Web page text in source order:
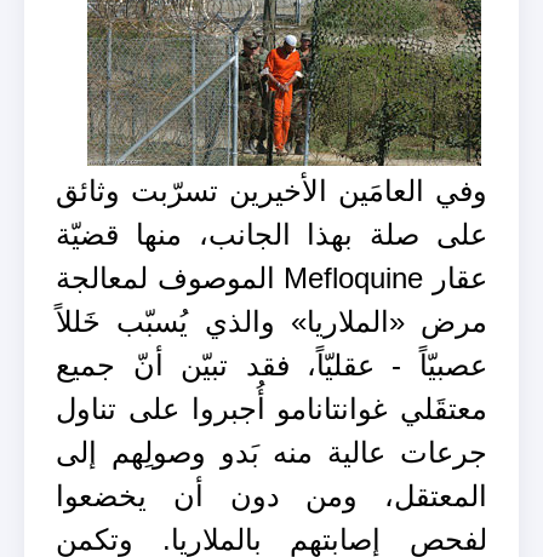
وفي العامَين الأخيرين تسرّبت وثائق
على صلة بهذا الجانب، منها قضيّة
عقار Mefloquine الموصوف لمعالجة
مرض «الملاريا» والذي يُسبّب خَللاً
عصبيّاً - عقليّاً، فقد تبيّن أنّ جميع
معتقَلي غوانتانامو أُجبروا على تناول
جرعات عالية منه بَدو وصولِهم إلى
المعتقل، ومن دون أن يخضعوا
لفحص إصابتهم بالملاريا. وتكمن